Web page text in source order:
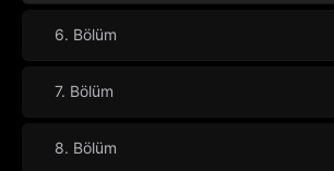
6. Bölüm
7. Bölüm
8. Bölüm